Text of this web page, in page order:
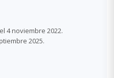
el 4 noviembre 2022.
2025.